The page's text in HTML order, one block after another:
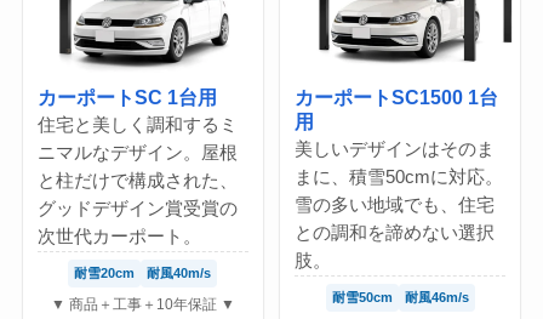
カーポートSC 1台用
住宅と美しく調和するミ
ニマルなデザイン。屋根
と柱だけで構成された、
グッドデザイン賞受賞の
次世代カーポート。
耐雪20cm 耐風40m/s
▼ 商品＋工事＋10年保証 ▼
カーポートSC1500 1台
用
美しいデザインはそのま
まに、積雪50cmに対応。
雪の多い地域でも、住宅
との調和を諦めない選択
肢。
耐雪50cm 耐風46m/s